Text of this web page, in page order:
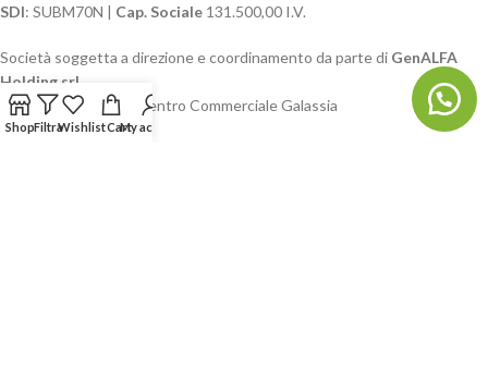
SDI: SUBM70N | Cap. Sociale 131.500,00 I.V.
Società soggetta a direzione e coordinamento da parte di GenALFA
Holding srl
Via A. Ponti n. 4 – Centro Commerciale Galassia
24126 Bergamo
ShopFiltraWishlistCartMy account